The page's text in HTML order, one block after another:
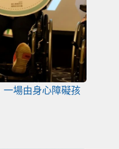
一場由身心障礙孩